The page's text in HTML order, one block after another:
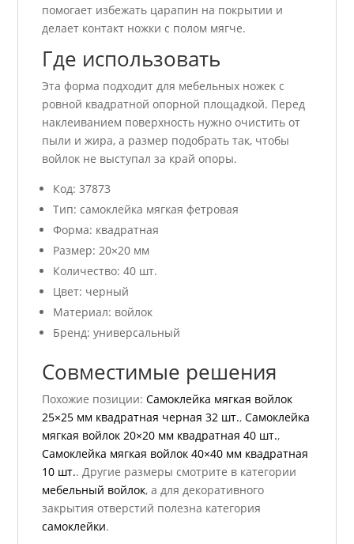
помогает избежать царапин на покрытии и
делает контакт ножки с полом мягче.
Где использовать
Эта форма подходит для мебельных ножек с
ровной квадратной опорной площадкой. Перед
наклеиванием поверхность нужно очистить от
пыли и жира, а размер подобрать так, чтобы
войлок не выступал за край опоры.
Код: 37873
Тип: самоклейка мягкая фетровая
Форма: квадратная
Размер: 20×20 мм
Количество: 40 шт.
Цвет: черный
Материал: войлок
Бренд: универсальный
Совместимые решения
Похожие позиции:Самоклейка мягкая войлок
25×25 мм квадратная черная 32 шт.,Самоклейка
мягкая войлок 20×20 мм квадратная 40 шт.,
Самоклейка мягкая войлок 40×40 мм квадратная
10 шт.. Другие размеры смотрите в категории
мебельный войлок, а для декоративного
закрытия отверстий полезна категория
самоклейки.